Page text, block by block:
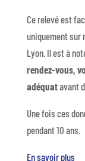
Ce relevé est
uniquement sur
Lyon. Il est à
rendez-vous,
adéquatavant
Une fois ces
pendant 10 ans.
En savoir plus